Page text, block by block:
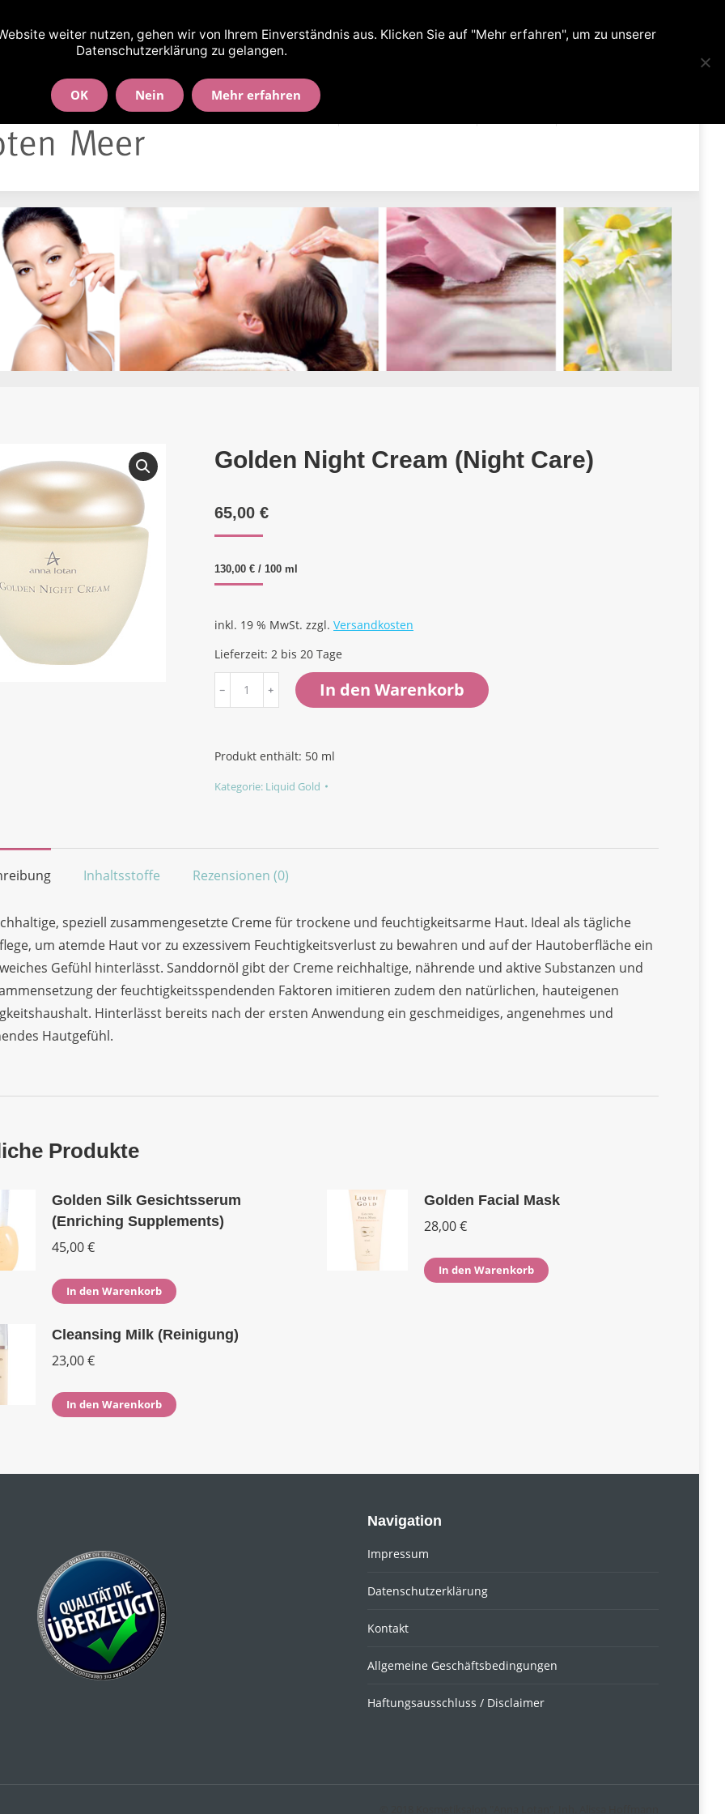
Willkommen!
Golden Night Cream (Night Care)
65,00 €
130,00 € / 100 ml
inkl. 19 % MwSt. zzgl. Versandkosten
Lieferzeit: 2 bis 20 Tage
Golden
Night
(Night
Menge
In den Warenkorb
Produkt enthält: 50 ml
Kategorie: Liquid Gold
Inhaltsstoffe Rezensionen (0)
speziell zusammengesetzte Creme für trockene und feuchtigkeitsarme Haut. Ideal als tägliche
um atemde Haut vor zu exzessivem Feuchtigkeitsverlust zu bewahren und auf der Hautoberfläche ein
Gefühl hinterlässt. Sanddornöl gibt der Creme reichhaltige, nährende und aktive Substanzen und
der feuchtigkeitsspendenden Faktoren imitieren zudem den natürlichen, hauteigenen
Hinterlässt bereits nach der ersten Anwendung ein geschmeidiges, angenehmes und
Hautgefühl.
Produkte
Golden Silk Gesichtsserum
(Enriching Supplements)
45,00€
In den Warenkorb
Golden Facial Mask
28,00€
In den Warenkorb
Cleansing Milk (Reinigung)
23,00€
In den Warenkorb
Navigation
Impressum
Datenschutzerklärung
Kontakt
Allgemeine Geschäftsbedingungen
Haftungsausschluss / Disclaimer
weiter nutzen, gehen wir von Ihrem Einverständnis aus. Klicken Sie auf "Mehr erfahren", um zu unserer
Datenschutzerklärung zu gelangen.
OK Nein Mehr erfahren